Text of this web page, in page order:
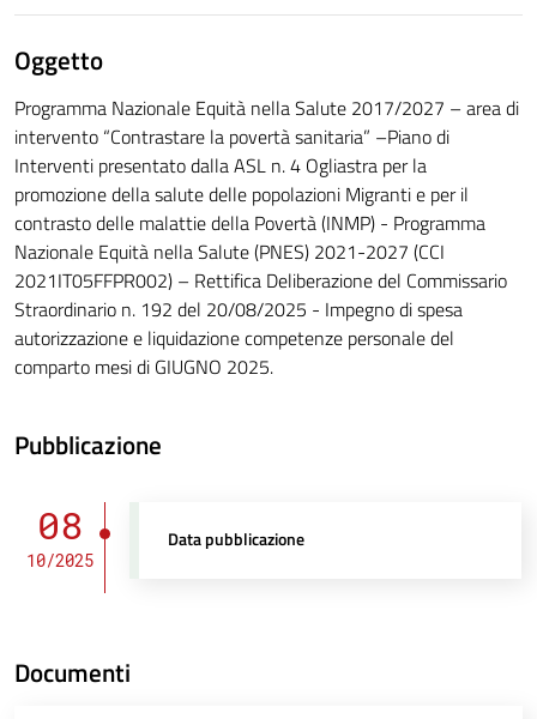
Oggetto
Programma Nazionale Equità nella Salute 2017/2027 – area di
intervento “Contrastare la povertà sanitaria” –Piano di
Interventi presentato dalla ASL n. 4 Ogliastra per la
promozione della salute delle popolazioni Migranti e per il
contrasto delle malattie della Povertà (INMP) - Programma
Nazionale Equità nella Salute (PNES) 2021-2027 (CCI
2021IT05FFPR002) – Rettifica Deliberazione del Commissario
Straordinario n. 192 del 20/08/2025 - Impegno di spesa
autorizzazione e liquidazione competenze personale del
comparto mesi di GIUGNO 2025.
Pubblicazione
08
10/2025
Data pubblicazione
Documenti